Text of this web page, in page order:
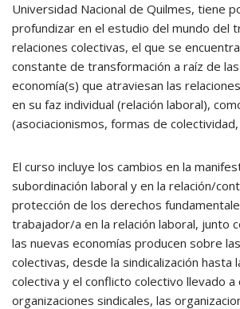
Universidad Nacional de Quilmes, tiene
profundizar en el estudio del mundo del
relaciones colectivas, el que se
constante de transformación a raíz de
economía(s) que atraviesan las
en su faz individual (relación laboral),
(asociacionismos, formas de
El curso incluye los cambios en la
subordinación laboral y en la relación/
protección de los derechos
trabajador/a en la relación laboral, junto
las nuevas economías producen sobre
colectivas, desde la sindicalización hasta
colectiva y el conflicto colectivo llevado a
organizaciones sindicales, las